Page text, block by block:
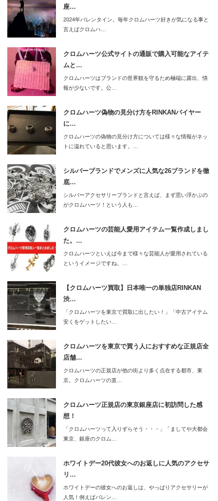
座…
2024年バレンタイン。毎年クロムハーツ好きが気になる事と
言えばクロムハ…
クロムハーツ公式サイトの通販で購入可能なアイテ
ムと…
クロムハーツはブランドの世界観を守るため極端に露出、情
報が少ないです。公…
クロムハーツ偽物の見分け方をRINKANバイヤー
に…
クロムハーツの偽物の見分け方については様々な情報がネッ
トに溢れていると思います。…
シルバーブランドでメンズに人気な26ブランドを徹
底…
シルバーアクセサリーブランドと言えば、まず思い浮かぶの
がクロムハーツ！という人も…
クロムハーツの芸能人愛用アイテム一覧作成しまし
た。…
クロムハーツといえば今まで様々な芸能人が愛用されている
というイメージですね。…
【クロムハーツ買取】日本唯一の単独店RINKAN
渋…
「クロムハーツを東京で買取に出したい！」「中古アイテム
安くをゲットしたい…
クロムハーツを東京で買う人におすすめな正規店全
店舗…
クロムハーツの正規店が他の街より多く点在する都市、東
京。クロムハーツの直…
クロムハーツ正規店の東京銀座店に初訪問した感
想！
「クロムハーツって入りずらそう・・・」「ましてや大都会
東京、銀座のクロム…
ホワイトデー20代彼女へのお返しに人気のアクセサ
リ…
ホワイトデーの彼女へのお返しは、やっぱりアクセサリーが
人気！例えばバレン…